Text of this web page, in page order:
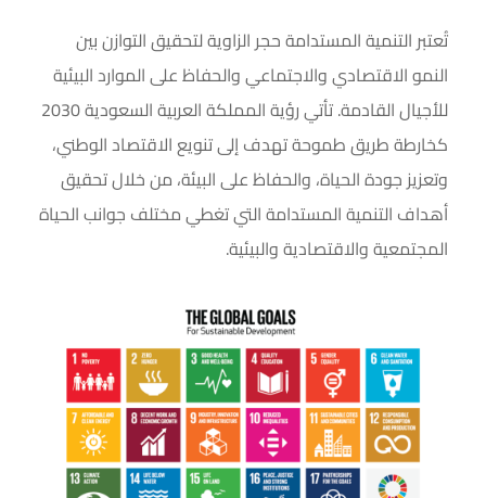
تُعتبر التنمية المستدامة حجر الزاوية لتحقيق التوازن بين
النمو الاقتصادي والاجتماعي والحفاظ على الموارد البيئية
للأجيال القادمة. تأتي رؤية المملكة العربية السعودية 2030
كخارطة طريق طموحة تهدف إلى تنويع الاقتصاد الوطني،
وتعزيز جودة الحياة، والحفاظ على البيئة، من خلال تحقيق
أهداف التنمية المستدامة التي تغطي مختلف جوانب الحياة
المجتمعية والاقتصادية والبيئية.